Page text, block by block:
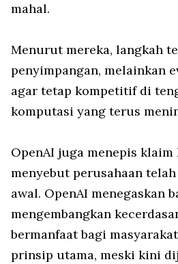
mahal.
Menurut mereka, langkah
penyimpangan, melainkan
agar tetap kompetitif di
komputasi yang terus
OpenAI juga menepis klaim
menyebut perusahaan
awal. OpenAI menegaskan
mengembangkan
bermanfaat bagi
prinsip utama, meski kini